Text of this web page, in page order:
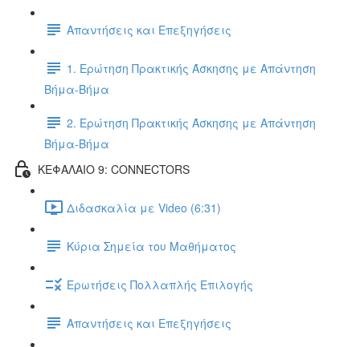
Απαντήσεις και Επεξηγήσεις
1. Ερώτηση Πρακτικής Άσκησης με Απάντηση
Βήμα-Βήμα
2. Ερώτηση Πρακτικής Άσκησης με Απάντηση
Βήμα-Βήμα
ΚΕΦΑΛΑΙΟ 9: CONNECTORS
Διδασκαλία με Video (6:31)
Κύρια Σημεία του Μαθήματος
Ερωτήσεις Πολλαπλής Επιλογής
Απαντήσεις και Επεξηγήσεις